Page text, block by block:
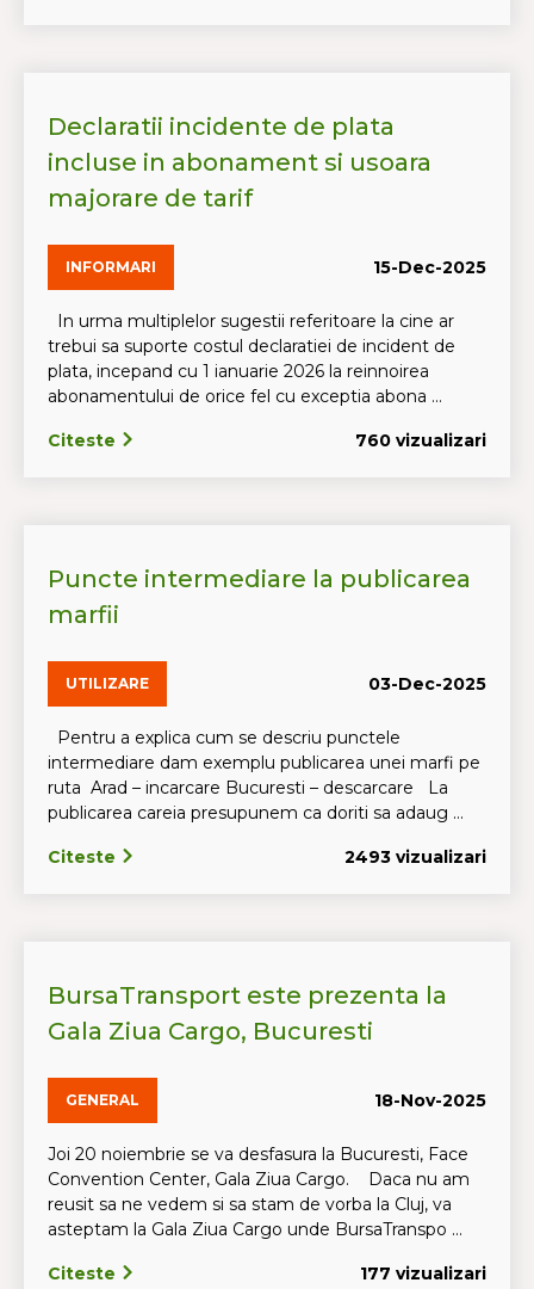
Declaratii incidente de plata
incluse in abonament si usoara
majorare de tarif
INFORMARI 15-Dec-2025
In urma multiplelor sugestii referitoare la cine ar
trebui sa suporte costul declaratiei de incident de
plata, incepand cu 1 ianuarie 2026 la reinnoirea
abonamentului de orice fel cu exceptia abona ...
Citeste 760 vizualizari
Puncte intermediare la publicarea
marfii
UTILIZARE 03-Dec-2025
Pentru a explica cum se descriu punctele
intermediare dam exemplu publicarea unei marfi pe
ruta Arad – incarcare Bucuresti – descarcare La
publicarea careia presupunem ca doriti sa adaug ...
Citeste 2493 vizualizari
BursaTransport este prezenta la
Gala Ziua Cargo, Bucuresti
GENERAL 18-Nov-2025
Joi 20 noiembrie se va desfasura la Bucuresti, Face
Convention Center, Gala Ziua Cargo. Daca nu am
reusit sa ne vedem si sa stam de vorba la Cluj, va
asteptam la Gala Ziua Cargo unde BursaTranspo ...
Citeste 177 vizualizari